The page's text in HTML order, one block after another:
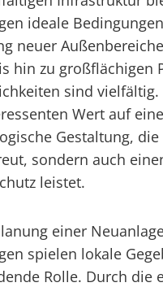
ideale
neuer
hin zu großflächigen
sind vielfältig.
Wert auf
Gestaltung,
sondern auch
leistet.
einer
spielen lokale
Rolle. Durch die